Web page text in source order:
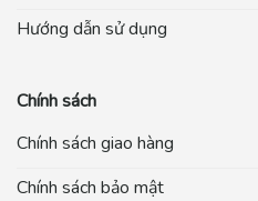
Hướng dẫn sử dụng
Chính sách
Chính sách giao hàng
Chính sách bảo mật